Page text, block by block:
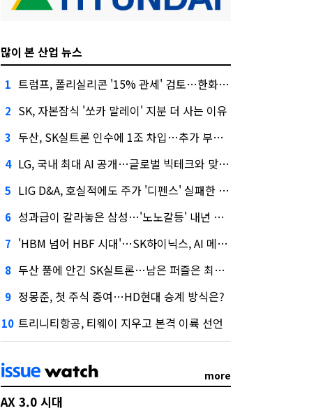
많이 본 산업 뉴스
1 트럼프, 폴리실리콘 '15% 관세' 검토…한화큐셀·OCI 영향은?
2 SK, 자본잠식 '쏘카 말레이' 지분 더 사는 이유
3 두산, SK실트론 인수에 1조 차입…추가 부담은?
4 LG, 국내 최대 AI 공개…글로벌 빅테크와 맞붙는다
5 LIG D&A, 호실적에도 주가 '디펜스' 실패한 이유
6 성과급이 갈라놓은 삼성…'노노갈등' 내년 교섭 판 흔들까
7 'HBM 넘어 HBF 시대'…SK하이닉스, AI 메모리 표준 선점 나섰다
8 두산 품에 안긴 SK실트론…남은 퍼즐은 최태원 지분 29.4%
9 정몽준, 첫 주식 증여…HD현대 승계 방식은?
10 트리니티항공, 티웨이 지우고 본격 이륙 선언
more
AX 3.0 시대